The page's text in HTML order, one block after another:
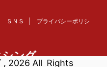
ＳＮＳ
プライバシーポリシ
ング
, 2026 All Rights